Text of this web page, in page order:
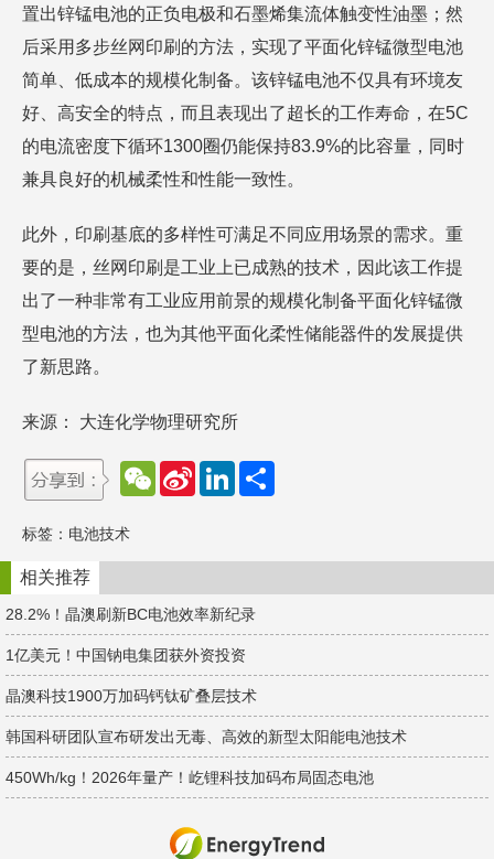
置出锌锰电池的正负电极和石墨烯集流体触变性油墨；然
后采用多步丝网印刷的方法，实现了平面化锌锰微型电池
简单、低成本的规模化制备。该锌锰电池不仅具有环境友
好、高安全的特点，而且表现出了超长的工作寿命，在5C
的电流密度下循环1300圈仍能保持83.9%的比容量，同时
兼具良好的机械柔性和性能一致性。
此外，印刷基底的多样性可满足不同应用场景的需求。重
要的是，丝网印刷是工业上已成熟的技术，因此该工作提
出了一种非常有工业应用前景的规模化制备平面化锌锰微
型电池的方法，也为其他平面化柔性储能器件的发展提供
了新思路。
来源： 大连化学物理研究所
W
e
t
S
e
b
o
L
d
n
标签： 电池技术
相关推荐
28.2%！晶澳刷新BC电池效率新纪录
1亿美元！中国钠电集团获外资投资
晶澳科技1900万加码钙钛矿叠层技术
韩国科研团队宣布研发出无毒、高效的新型太阳能电池技术
450Wh/kg！2026年量产！屹锂科技加码布局固态电池